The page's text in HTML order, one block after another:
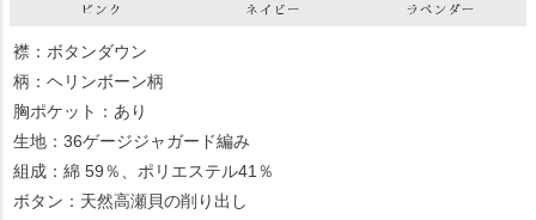
襟：ボタンダウン
柄：ヘリンボーン柄
胸ポケット：あり
生地：36ゲージジャガード編み
組成：綿 59％、ポリエステル41％
ボタン：天然高瀬貝の削り出し